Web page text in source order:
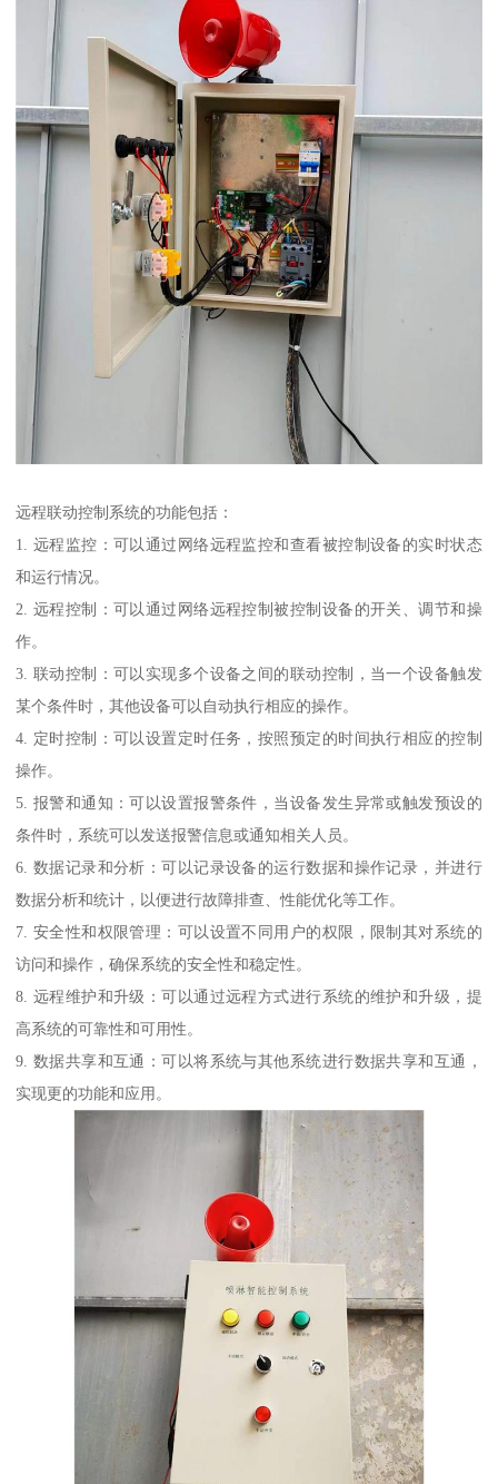
远程联动控制系统的功能包括：
1. 远程监控：可以通过网络远程监控和查看被控制设备的实时状态
和运行情况。
2. 远程控制：可以通过网络远程控制被控制设备的开关、调节和操
作。
3. 联动控制：可以实现多个设备之间的联动控制，当一个设备触发
某个条件时，其他设备可以自动执行相应的操作。
4. 定时控制：可以设置定时任务，按照预定的时间执行相应的控制
操作。
5. 报警和通知：可以设置报警条件，当设备发生异常或触发预设的
条件时，系统可以发送报警信息或通知相关人员。
6. 数据记录和分析：可以记录设备的运行数据和操作记录，并进行
数据分析和统计，以便进行故障排查、性能优化等工作。
7. 安全性和权限管理：可以设置不同用户的权限，限制其对系统的
访问和操作，确保系统的安全性和稳定性。
8. 远程维护和升级：可以通过远程方式进行系统的维护和升级，提
高系统的可靠性和可用性。
9. 数据共享和互通：可以将系统与其他系统进行数据共享和互通，
实现更的功能和应用。